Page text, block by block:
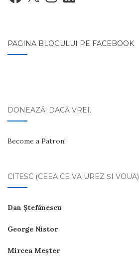
PAGINA BLOGULUI PE FACEBOOK
DONEAZĂ! DACĂ VREI.
Become a Patron!
CITESC (CEEA CE VĂ UREZ ŞI VOUĂ)
Dan Ştefănescu
George Nistor
Mircea Meşter